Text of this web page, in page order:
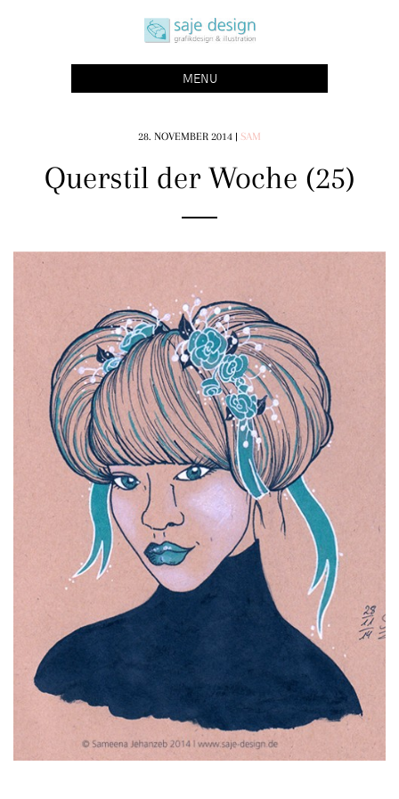
saje design bonn
grafikdesign | buchgestaltung | illustration
MENU
28. NOVEMBER 2014 | SAM
Querstil der Woche (25)